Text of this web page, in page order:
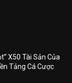
X50 Tài Sản Của
Tảng Cá Cược